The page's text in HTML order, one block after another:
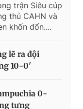
trận Siêu cúp
thủ CAHN và
khốn đốn....
lẽ ra đội
10-0'
0-
tưng